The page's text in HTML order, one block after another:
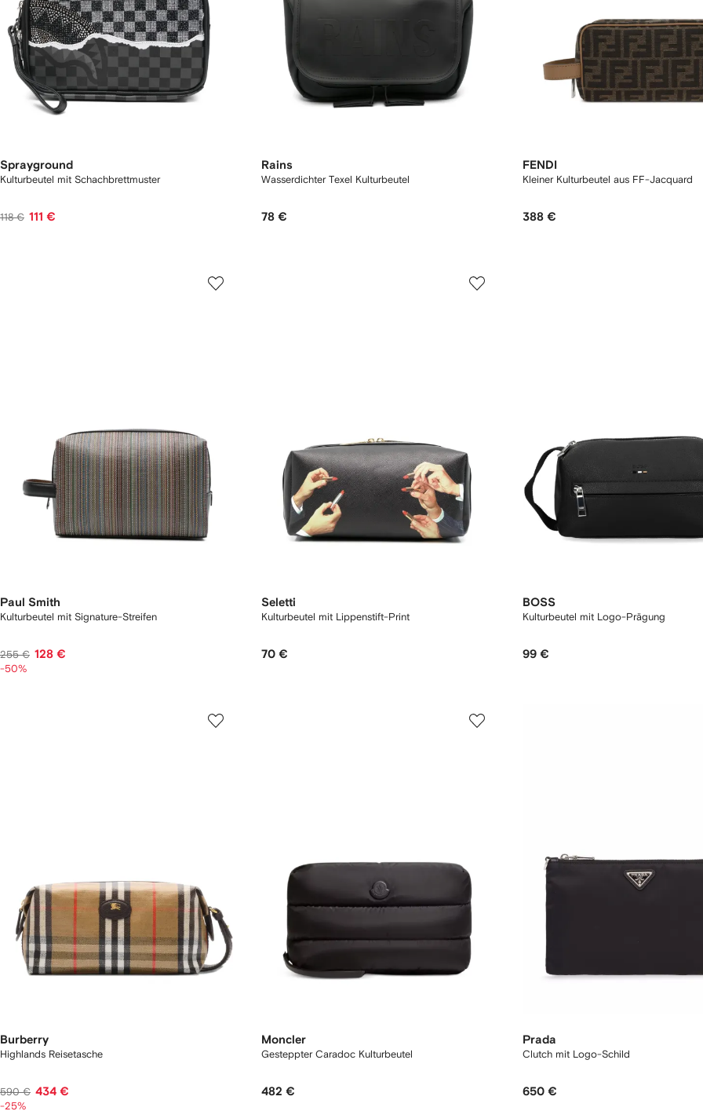
Sprayground
Kulturbeutel mit Schachbrettmuster
118 € 111 €
Rains
Wasserdichter Texel Kulturbeutel
78 €
FENDI
Kleiner Kulturbeutel aus FF-Jacquard
388 €
Paul Smith
Kulturbeutel mit Signature-Streifen
255 € 128 €
-50%
Seletti
Kulturbeutel mit Lippenstift-Print
70 €
BOSS
Kulturbeutel mit Logo-Prägung
99 €
Burberry
Highlands Reisetasche
590 € 434 €
-25%
Moncler
Gesteppter Caradoc Kulturbeutel
482 €
Prada
Clutch mit Logo-Schild
650 €